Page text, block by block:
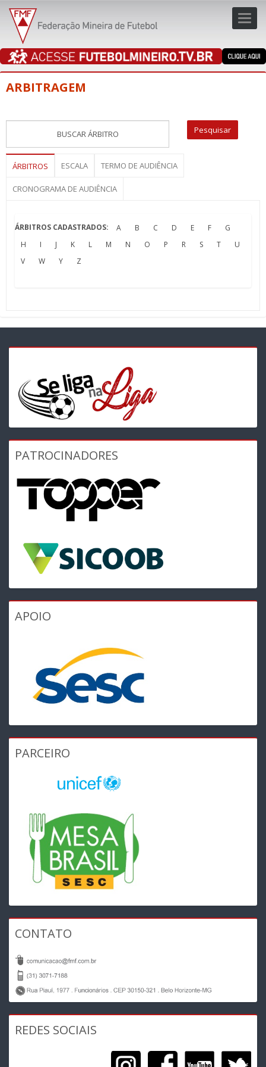
ARBITRAGEM
ÁRBITROS ESCALA TERMO DE AUDIÊNCIA
CRONOGRAMA DE AUDIÊNCIA
ÁRBITROS CADASTRADOS: A B C D E F
G
H
I J K L M N O P R S T
U
V
W Y Z
PATROCINADORES
APOIO
PARCEIRO
CONTATO
REDES SOCIAIS